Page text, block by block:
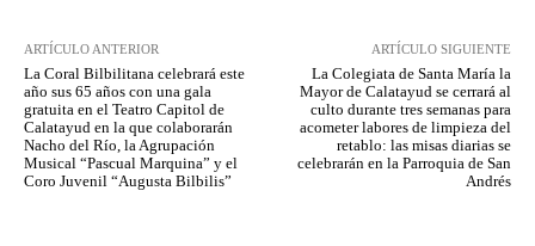
ARTÍCULO ANTERIOR
La Coral Bilbilitana celebrará este
año sus 65 años con una gala
gratuita en el Teatro Capitol de
Calatayud en la que colaborarán
Nacho del Río, la Agrupación
Musical “Pascual Marquina” y el
Coro Juvenil “Augusta Bilbilis”
ARTÍCULO SIGUIENTE
La Colegiata de Santa María la
Mayor de Calatayud se cerrará al
culto durante tres semanas para
acometer labores de limpieza del
retablo: las misas diarias se
celebrarán en la Parroquia de San
Andrés